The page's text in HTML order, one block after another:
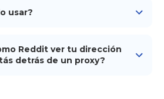
de uso, combinadas con un
va desde $6 hasta $10 por mes.
usar?
flexibilidad y escalabilidad para
Reddit ver tu dirección
detrás de un proxy?